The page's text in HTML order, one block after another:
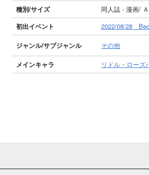
種別/サイズ
同人誌 - 漫画/
初出イベント
2022/08/28
ジャンル/サブジャンル その他
メインキャラ リドル・ローズ